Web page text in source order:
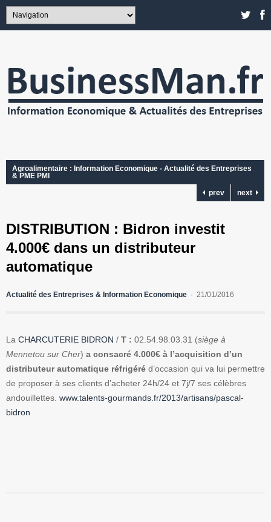
Agroalimentaire : Information Economique - Actualité des Entreprises
& PME PMI
prev
next
DISTRIBUTION : Bidron investit
4.000€ dans un distributeur
automatique
Actualité des Entreprises & Information Economique 21/01/2016
La CHARCUTERIE BIDRON / T : 02.54.98.03.31 (siège à
Mennetou sur Cher) a consacré 4.000€ à l’acquisition d’un
distributeur automatique réfrigéré d’occasion qui va lui permettre
de proposer à ses clients d’acheter 24h/24 et 7j/7 ses célèbres
andouillettes. www.talents-gourmands.fr/2013/artisans/pascal-
bidron